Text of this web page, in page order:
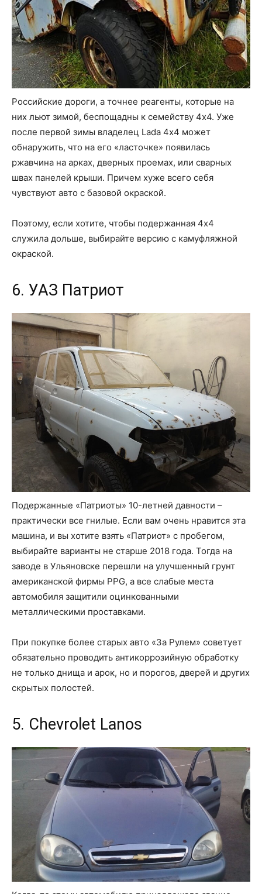
Российские дороги, а точнее реагенты, которые на
них льют зимой, беспощадны к семейству 4х4. Уже
после первой зимы владелец Lada 4х4 может
обнаружить, что на его «ласточке» появилась
ржавчина на арках, дверных проемах, или сварных
швах панелей крыши. Причем хуже всего себя
чувствуют авто с базовой окраской.
Поэтому, если хотите, чтобы подержанная 4х4
служила дольше, выбирайте версию с камуфляжной
окраской.
6. УАЗ Патриот
Подержанные «Патриоты» 10-летней давности –
практически все гнилые. Если вам очень нравится эта
машина, и вы хотите взять «Патриот» с пробегом,
выбирайте варианты не старше 2018 года. Тогда на
заводе в Ульяновске перешли на улучшенный грунт
американской фирмы PPG, а все слабые места
автомобиля защитили оцинкованными
металлическими проставками.
При покупке более старых авто «За Рулем» советует
обязательно проводить антикоррозийную обработку
не только днища и арок, но и порогов, дверей и других
скрытых полостей.
5. Chevrolet Lanos